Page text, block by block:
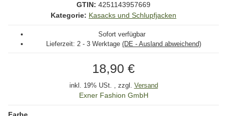
GTIN: 4251143957669
Kategorie: Kasacks und Schlupfjacken
Sofort verfügbar
Lieferzeit: 2 - 3 Werktage (DE - Ausland abweichend)
18,90 €
inkl. 19% USt. , zzgl. Versand
Exner Fashion GmbH